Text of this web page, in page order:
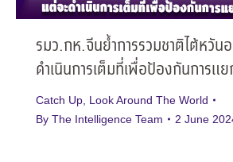
รมว.กห.จีนย้ำการรวมชาติไต้หวัน
ดำเนินการเต็มที่เพื่อป้องกันการแย
Catch Up, Look Around The World
By The Intelligence Team 2 June